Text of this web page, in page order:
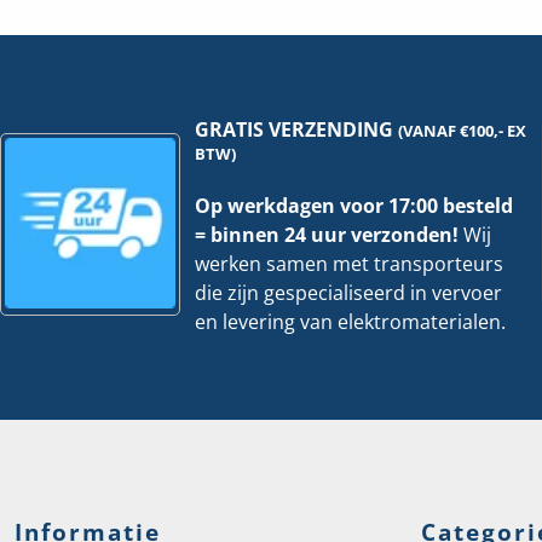
RAL-Nummer (vergelijkbaar)
9005
Schakelmateriaalbreedte
Schakelmateriaaldiepte
20 mm
Schakelmateriaalhoogte
72 mm
Slagvastheid
IK06
GRATIS VERZENDING(VANAF €100,- EX
BTW)
Op werkdagen voor 17:00 besteld
= binnen 24 uur verzonden! Wij
werken samen met transporteurs
die zijn gespecialiseerd in vervoer
en levering van elektromaterialen.
Informatie